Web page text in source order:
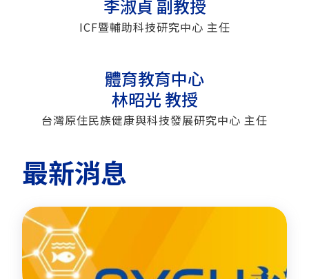
李淑貞 副教授
ICF暨輔助科技研究中心 主任
體育教育中心
林昭光 教授
台灣原住民族健康與科技發展研究中心 主任
最新消息